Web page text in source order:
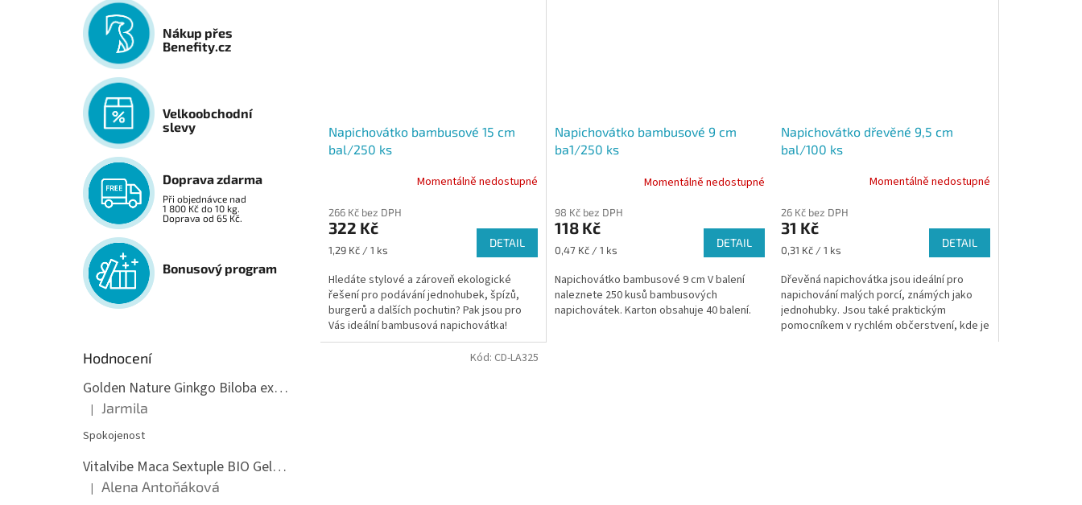
Nákup přes
Benefity.cz
Velkoobchodní
slevy
Doprava zdarma
Při objednávce nad
1 800 Kč do 10 kg.
Doprava od 65 Kč.
Bonusový program
Hodnocení
Golden Nature Ginkgo Biloba extrakt 50:1 60mg, 100 kapslí
Hodnocení produktu je 5 z 5 hvězdiček.
| Jarmila
Spokojenost
Vitalvibe Maca Sextuple BIO Gelatinized 3-Complex, 60 kapslí
Hodnocení produktu je 5 z 5 hvězdiček.
| Alena Antoňáková
Napichovátko bambusové 15 cm
bal/250 ks
Momentálně nedostupné
266 Kč bez DPH
322 Kč
Měrná
1,29 Kč / 1 ks
DETAIL
Hledáte stylové a zároveň ekologické
řešení pro podávání jednohubek, špízů,
burgerů a dalších pochutin? Pak jsou pro
Vás ideální bambusová napichovátka!
Napichovátko bambusové 9 cm
ba1/250 ks
Momentálně nedostupné
98 Kč bez DPH
118 Kč
Měrná
0,47 Kč / 1 ks
DETAIL
Napichovátko bambusové 9 cm V balení
naleznete 250 kusů bambusových
napichovátek. Karton obsahuje 40 balení.
Napichovátko dřevěné 9,5 cm
bal/100 ks
Momentálně nedostupné
26 Kč bez DPH
31 Kč
Měrná
0,31 Kč / 1 ks
DETAIL
Dřevěná napichovátka jsou ideální pro
napichování malých porcí, známých jako
jednohubky. Jsou také praktickým
pomocníkem v rychlém občerstvení, kde je
Kód: CD-LA325